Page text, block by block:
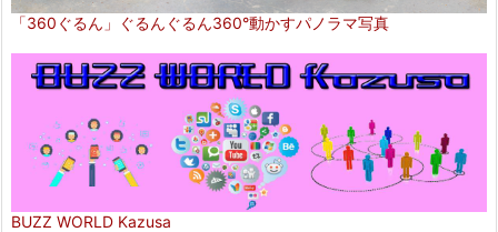
「360ぐるん」ぐるんぐるん360°動かすパノラマ写真
BUZZ WORLD Kazusa